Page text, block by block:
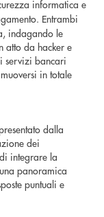
informatica e
Entrambi
indagando le
atto da hacker e
servizi bancari
in totale
dalla
dei
integrare la
panoramica
puntuali e